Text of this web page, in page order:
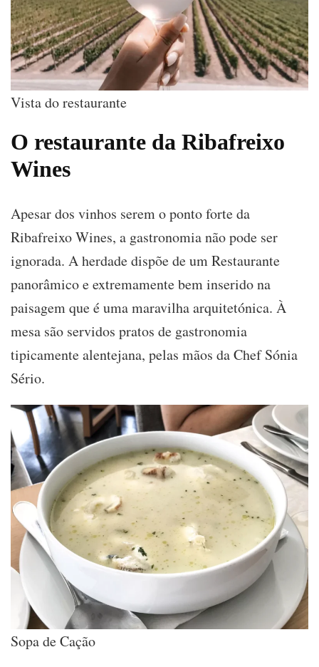
Vista do restaurante
O restaurante da Ribafreixo
Wines
Apesar dos vinhos serem o ponto forte da
Ribafreixo Wines, a gastronomia não pode ser
ignorada. A herdade dispõe de um Restaurante
panorâmico e extremamente bem inserido na
paisagem que é uma maravilha arquitetónica. À
mesa são servidos pratos de gastronomia
tipicamente alentejana, pelas mãos da Chef Sónia
Sério.
Sopa de Cação